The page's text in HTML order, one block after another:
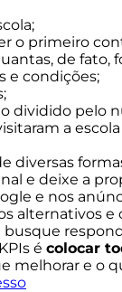
o primeiro
de fato,
e condições;
dividido pelo
a
diversas
e deixe a
e nos
alternativos e
é colocar
melhorar e o